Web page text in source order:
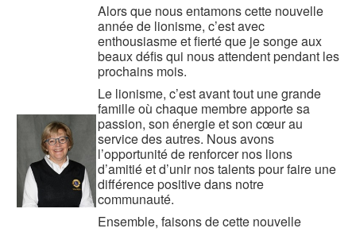
Alors que nous entamons cette nouvelle
année de lionisme, c’est avec
enthousiasme et fierté que je songe aux
beaux défis qui nous attendent pendant les
prochains mois.
Le lionisme, c’est avant tout une grande
famille où chaque membre apporte sa
passion, son énergie et son cœur au
service des autres. Nous avons
l’opportunité de renforcer nos lions
d’amitié et d’unir nos talents pour faire une
différence positive dans notre
communauté.
Ensemble, faisons de cette nouvelle